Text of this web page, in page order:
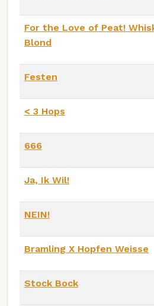
For the Love of Peat!
Blond
Festen
< 3 Hops
666
Ja, Ik Wil!
NEIN!
Bramling X Hopfen Weisse
Stock Bock